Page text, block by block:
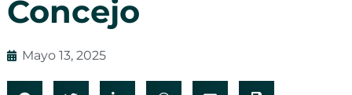
Concejo
Mayo 13, 2025